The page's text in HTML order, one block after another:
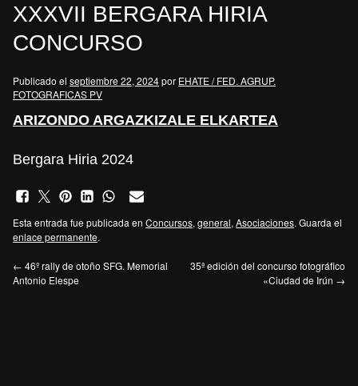
XXXVII BERGARA HIRIA
CONCURSO
Publicado el septiembre 22, 2024por EHATE / FED. AGRUP.
FOTOGRAFICAS PV
ARIZONDO ARGAZKIZALE ELKARTEA
Bergara Hiria 2024
Esta entrada fue publicada en Concursos, general, Asociaciones. Guarda el
enlace permanente.
← 46º rally de otoño SFG. Memorial
Antonio Elespe
35ª edición del concurso fotográfico
«Ciudad de Irún →